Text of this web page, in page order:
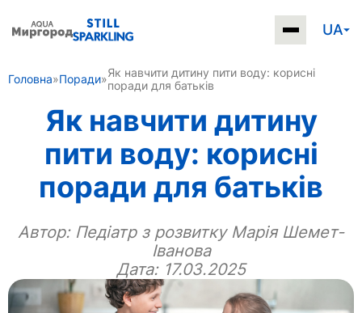
UA
Головна»Поради»Як навчити дитину пити воду: корисні
поради для батьків
Як навчити дитину
пити воду: корисні
поради для батьків
Автор:Педіатр з розвитку Марія Шемет-
Іванова
Дата: 17.03.2025